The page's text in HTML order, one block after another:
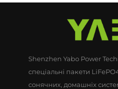
В
Shenzhen Yabo Power
спеціальні пакети
сонячних, домашніх